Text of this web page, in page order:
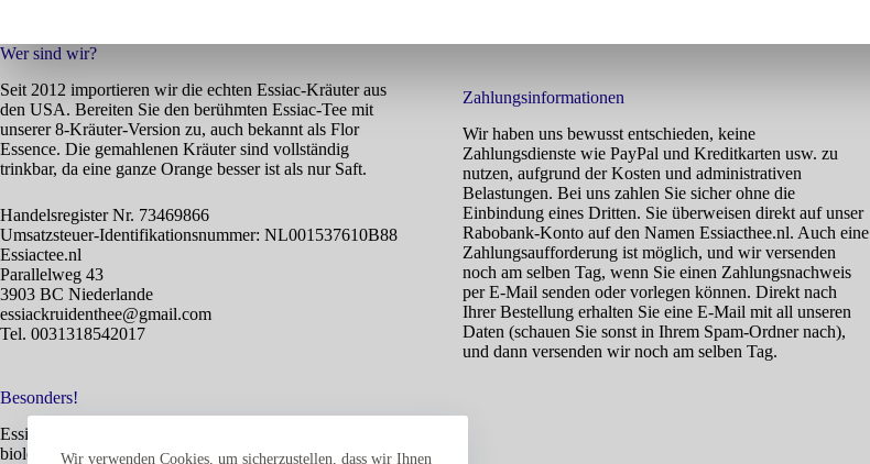
Wir verwenden Cookies, um sicherzustellen, dass wir Ihnen
Wer sind wir?
Seit 2012 importieren wir die echten Essiac-Kräuter aus
den USA. Bereiten Sie den berühmten Essiac-Tee mit
unserer 8-Kräuter-Version zu, auch bekannt als Flor
Essence. Die gemahlenen Kräuter sind vollständig
trinkbar, da eine ganze Orange besser ist als nur Saft.
Handelsregister Nr. 73469866
Umsatzsteuer-Identifikationsnummer: NL001537610B88
Essiactee.nl
Parallelweg 43
3903 BC Niederlande
essiackruidenthee@gmail.com
Tel. 0031318542017
Besonders!
Essiac bietet vielen Menschen Vorteile. Es handelt sich um
biologische, natürliche Kräuter, die seit Jahrhunderten
Zahlungsinformationen
Wir haben uns bewusst entschieden, keine
Zahlungsdienste wie PayPal und Kreditkarten usw. zu
nutzen, aufgrund der Kosten und administrativen
Belastungen. Bei uns zahlen Sie sicher ohne die
Einbindung eines Dritten. Sie überweisen direkt auf unser
Rabobank-Konto auf den Namen Essiacthee.nl. Auch eine
Zahlungsaufforderung ist möglich, und wir versenden
noch am selben Tag, wenn Sie einen Zahlungsnachweis
per E-Mail senden oder vorlegen können. Direkt nach
Ihrer Bestellung erhalten Sie eine E-Mail mit all unseren
Daten (schauen Sie sonst in Ihrem Spam-Ordner nach),
und dann versenden wir noch am selben Tag.